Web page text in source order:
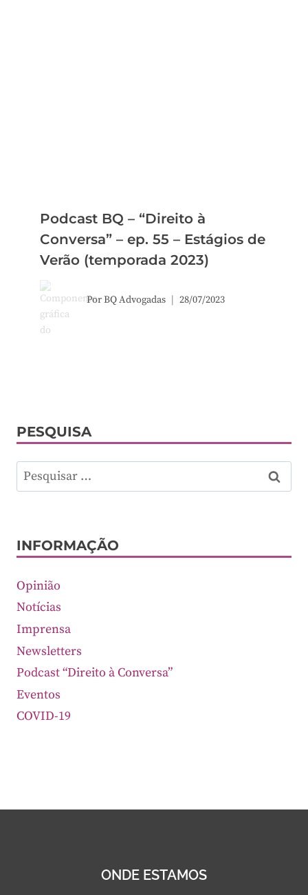
Podcast BQ – “Direito à
Conversa” – ep. 55 – Estágios de
Verão (temporada 2023)
PorBQ Advogadas 28/07/2023
PESQUISA
Pesquisar
por:
INFORMAÇÃO
Opinião
Notícias
Imprensa
Newsletters
Podcast “Direito à Conversa”
Eventos
COVID-19
ONDE ESTAMOS